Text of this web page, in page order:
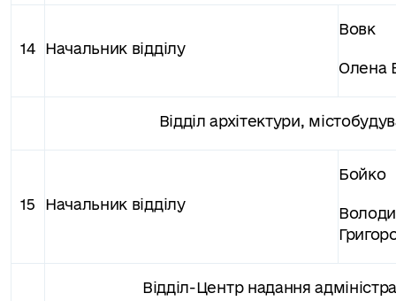
14 Начальник відділу
Вовк
Олена
Відділ архітектури,
15 Начальник відділу
Бойко
Відділ-Центр надання